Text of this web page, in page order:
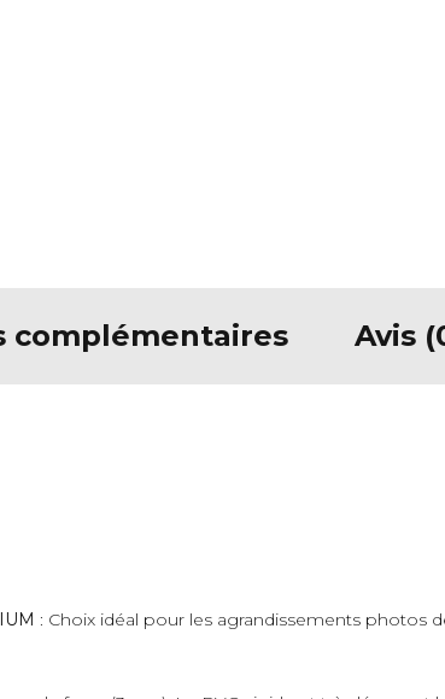
complémentaires Avis
: Choix idéal pour les agrandissements photos